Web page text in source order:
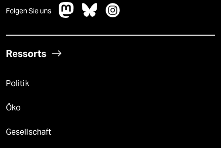
Folgen Sie uns
Ressorts
Politik
Öko
Gesellschaft